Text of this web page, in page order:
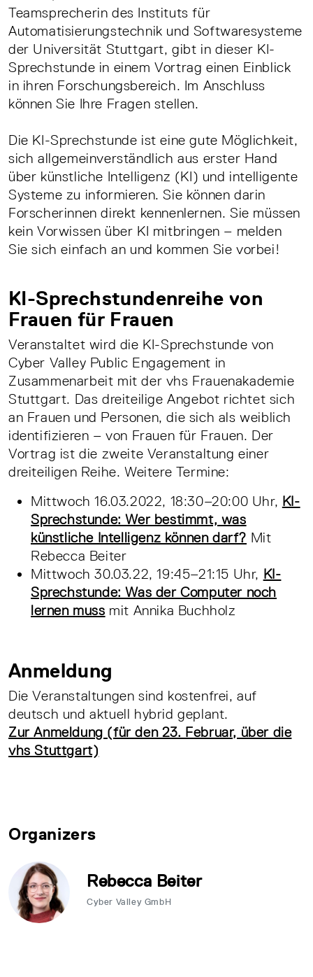
Teamsprecherin des Instituts für
Automatisierungstechnik und Softwaresysteme
der Universität Stuttgart, gibt in dieser KI-
Sprechstunde in einem Vortrag einen Einblick
in ihren Forschungsbereich. Im Anschluss
können Sie Ihre Fragen stellen.
Die KI-Sprechstunde ist eine gute Möglichkeit,
sich allgemeinverständlich aus erster Hand
über künstliche Intelligenz (KI) und intelligente
Systeme zu informieren. Sie können darin
Forscherinnen direkt kennenlernen. Sie müssen
kein Vorwissen über KI mitbringen – melden
Sie sich einfach an und kommen Sie vorbei!
KI-Sprechstundenreihe von
Frauen für Frauen
Veranstaltet wird die KI-Sprechstunde von
Cyber Valley Public Engagement in
Zusammenarbeit mit der vhs Frauenakademie
Stuttgart. Das dreiteilige Angebot richtet sich
an Frauen und Personen, die sich als weiblich
identifizieren – von Frauen für Frauen. Der
Vortrag ist die zweite Veranstaltung einer
dreiteiligen Reihe. Weitere Termine:
Mittwoch 16.03.2022, 18:30–20:00 Uhr, KI-
Sprechstunde: Wer bestimmt, was
künstliche Intelligenz können darf? Mit
Rebecca Beiter
Mittwoch 30.03.22, 19:45–21:15 Uhr, KI-
Sprechstunde: Was der Computer noch
lernen muss mit Annika Buchholz
Anmeldung
Die Veranstaltungen sind kostenfrei, auf
deutsch und aktuell hybrid geplant.
Zur Anmeldung (für den 23. Februar, über die
vhs Stuttgart)
Organizers
Rebecca Beiter
Cyber Valley GmbH